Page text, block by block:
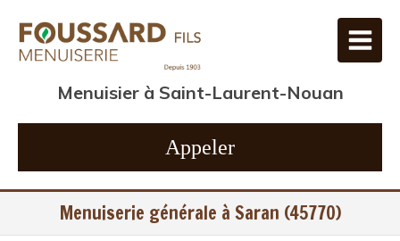
Menuisier à Saint-Laurent-Nouan
Appeler
Menuiserie générale à Saran (45770)